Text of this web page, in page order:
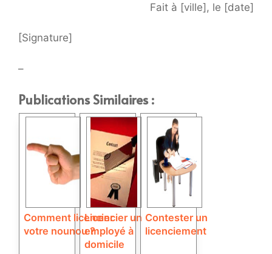
Fait à [ville], le [date]
[Signature]
–
Publications Similaires :
Comment licencier
votre nounou ?
Licencier un
employé à
domicile
Contester un
licenciement